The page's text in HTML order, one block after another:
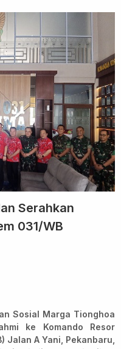
Serahkan
031/WB
Sosial Marga Tionghoa
ke Komando Resor
Jalan A Yani, Pekanbaru,